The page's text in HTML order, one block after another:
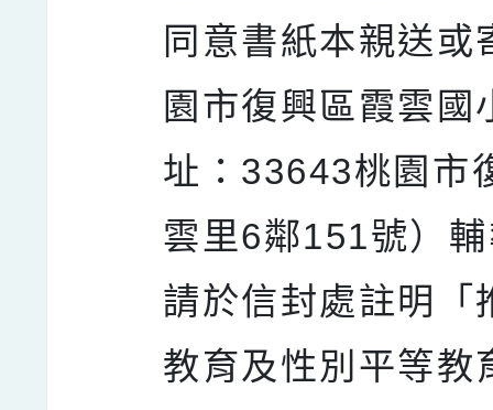
同意書紙本親送或
園市復興區霞雲國
址：33643桃園市
雲里6鄰151號）
請於信封處註明「
教育及性別平等教